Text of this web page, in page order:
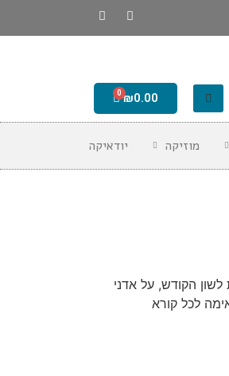
₪0.00
מוזיקה יודאיקה
הקודש, על אדני
לכל קורא